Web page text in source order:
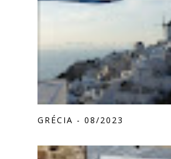
GRÉCIA - 08/2023